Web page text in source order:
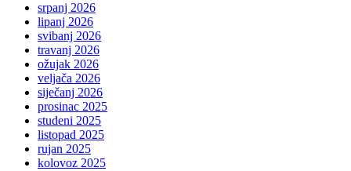
srpanj 2026
lipanj 2026
svibanj 2026
travanj 2026
ožujak 2026
veljača 2026
siječanj 2026
prosinac 2025
studeni 2025
listopad 2025
rujan 2025
kolovoz 2025